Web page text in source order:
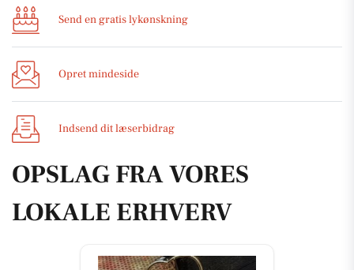
Send en gratis lykønskning
Opret mindeside
Indsend dit læserbidrag
OPSLAG FRA VORES
LOKALE ERHVERV